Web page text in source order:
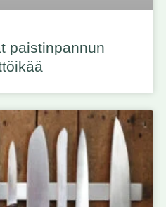
paistinpannun